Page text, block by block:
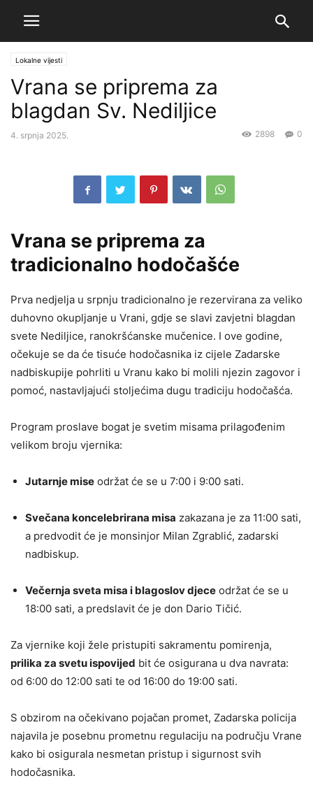
Lokalne vijesti
Vrana se priprema za
blagdan Sv. Nediljice
4. srpnja 2025. 0
2898
Vrana se priprema za
tradicionalno hodočašće
Prva nedjelja u srpnju tradicionalno je rezervirana za veliko
duhovno okupljanje u Vrani, gdje se slavi zavjetni blagdan
svete Nediljice, ranokršćanske mučenice. I ove godine,
očekuje se da će tisuće hodočasnika iz cijele Zadarske
nadbiskupije pohrliti u Vranu kako bi molili njezin zagovor i
pomoć, nastavljajući stoljećima dugu tradiciju hodočašća.
Program proslave bogat je svetim misama prilagođenim
velikom broju vjernika:
Jutarnje mise održat će se u 7:00 i 9:00 sati.
Svečana koncelebrirana misa zakazana je za 11:00 sati,
a predvodit će je monsinjor Milan Zgrablić, zadarski
nadbiskup.
Večernja sveta misa i blagoslov djece održat će se u
18:00 sati, a predslavit će je don Dario Tičić.
Za vjernike koji žele pristupiti sakramentu pomirenja,
prilika za svetu ispovijed bit će osigurana u dva navrata:
od 6:00 do 12:00 sati te od 16:00 do 19:00 sati.
S obzirom na očekivano pojačan promet, Zadarska policija
najavila je posebnu prometnu regulaciju na području Vrane
kako bi osigurala nesmetan pristup i sigurnost svih
hodočasnika.